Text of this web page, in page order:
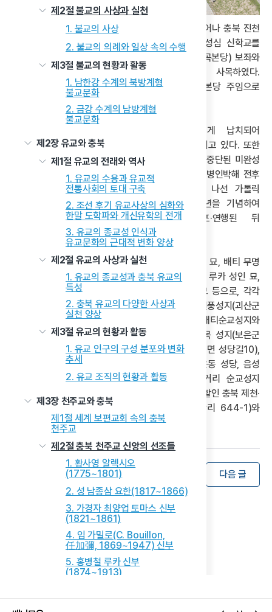
제2절 불교의 사상과 실천
1. 불교의 사상
2. 불교의 의례와 일상 속의 수행
제3절 불교의 현황과 활동
1. 남한강 수계의 북방계형
불교문화
2. 금강 수계의 남방계형
불교문화
제2장 유교와 충북
제1절 유교의 전래와 역사
1. 유교의 수용과 유교적
전통사회의 토대 구축
2. 조선 후기 유교사상의 심화와
한말 도학파와 개신유학의 전개
3. 유교의 종교성 인식과
유교문화의 근대적 변화 양상
제2절 유교의 사상과 실천
1. 유교의 종교성과 충북 유교의
특성
2. 충북 유교의 다양한 사상과
실천 양상
제3절 유교의 현황과 활동
1. 유교 인구의 구성 분포와 변화
추세
2. 유교 조직의 현황과 활동
제3장 천주교와 충북
제1절 세계 보편교회 속의 충북
천주교
제2절 충북 천주교 신앙의 선조들
1. 황사영 알렉시오
(1775~1801)
2. 성 남종삼 요한(1817~1866)
3. 가경자 최양업 토마스 신부
(1821~1861)
4. 임 가밀로(C. Bouillon,
任加彌, 1869~1947) 신부
5. 홍병철 루카 신부
(1874~1913)
신부(1889~1950)
윤의병 바오로 신부는 1889년 경기도 안성에서 태어나 충북 진천
용진골에서 성장했으며, 1920년 서울 용산 예수성심 신학교를
졸업하고 사제품을 받았다. 이후 장호원 본당(현 감곡본당) 보좌와
괴산 고마리(현 증평본당 전신) 주임으로 사목하였다.
1932년부터는 경기도 행주본당과 황해도 은율 본당 주임으로
1950년 6월 24일 북한 정치보위부원들에게 납치되어
순교하였으며, 현재 하느님의 종으로 시복이 추진되고 있다. 또한
그는 1939년 1월부터 『경향 잡지』에 연재되다가 중단된 미완성
박해 소설 『은화』의 저자이다. 『은화』는 1866년 병인박해 전후
충청도를 중심으로 신앙을 지키다 순교의 길에 나선 가톨릭
신자들의 삶을 그린 작품으로, 기해박해 100주년을 기념하여
집필되었다. 그러나 저자가 1950년 체포·연행된 뒤
행방불명되면서 미완성으로 남았다.
한편, 청주교구 순교자 묘는 배티 무명 순교자 14인 묘, 배티 무명
순교자 6인 묘, 삼박골 모녀순교자 묘, 연풍 황석두 루카 성인 묘,
백곡 시누이올케 순교자 묘, 복자 오반지 바오로 묘 등으로, 각각
배티성지(진천군 백곡면 배티로 663-13)와 연풍성지(괴산군
연풍면 삼풍리 187-2)에 모셔져 있다. 배티순교성지와
연풍순교성지를 포함하여 청주교구의 성지는 멍에목 성지(보은군
속리산면 구병길 18), 매괴 성모순례지(음성군 감곡면 성당길10),
청주읍성 순교성지(청주시 상당구 대성로 41)-서운동 성당, 음성
봉암성지(음성군 맹동면 봉현로 145), 충주 숲거리 순교성지
(충주시 국원대로 10) 등 모두 7곳이다. 원주교구 관할인 충북 제천·
단양 지역의 성지는 배론성지(제천시 봉양읍 구학리 644-1)와
묘재성지(제천시 봉양읍 학산리 326-1)이다.
다음 글